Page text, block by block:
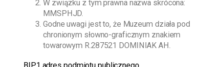
W związku z tym prawna nazwa skrócona:
MMSPHJD.
Godne uwagi jest to, że Muzeum działa pod
chronionym słowno-graficznym znakiem
towarowym R.287521 DOMINIAK AH.